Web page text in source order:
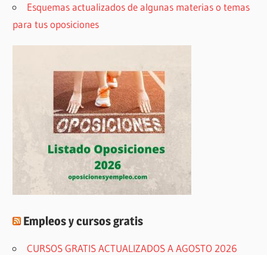
Esquemas actualizados de algunas materias o temas
para tus oposiciones
Empleos y cursos gratis
CURSOS GRATIS ACTUALIZADOS A AGOSTO 2026